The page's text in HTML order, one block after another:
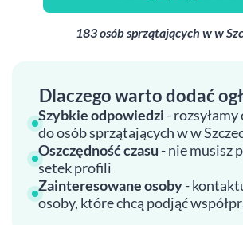
183 osób sprzątających w w
Dlaczego warto dodać
Szybkie odpowiedzi - rozsyłamy
do osób sprzątających w w
Oszczędność czasu - nie musisz
setek profili
Zainteresowane osoby-
osoby, które chcą podjąć